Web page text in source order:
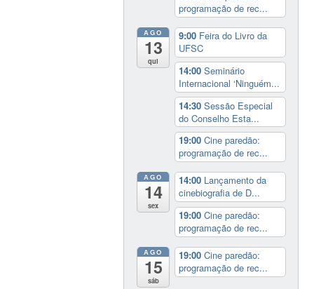
programação de rec...
AGO
13
qui
9:00 Feira do Livro da
UFSC
14:00Seminário
Internacional ‘Ninguém...
14:30Sessão Especial
do Conselho Esta...
19:00Cine paredão:
programação de rec...
AGO
14
sex
14:00 Lançamento da
cinebiografia de D...
19:00Cine paredão:
programação de rec...
AGO
15
sáb
19:00Cine paredão:
programação de rec...